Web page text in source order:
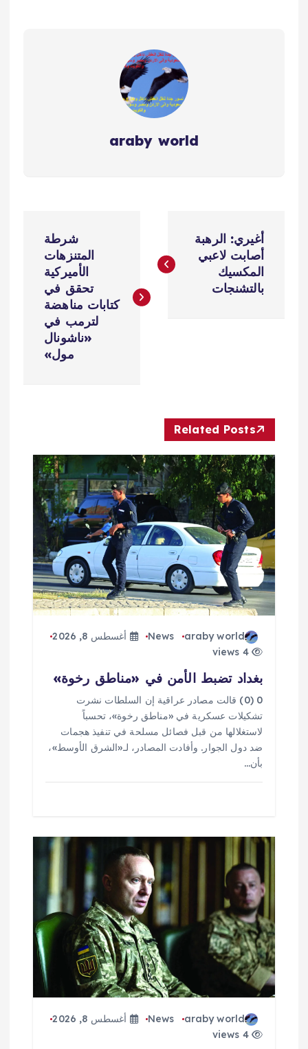
araby world
ص
م
ق
ت
أغيري: الرهبة
أصابت لاعبي
المكسيك
بالتشنجات
شرطة
المتنزهات
الأميركية
تحقق في
كتابات مناهضة
لترمب في
«ناشونال
مول»
Related Posts
araby world
News
أغسطس 8, 2026
4 views
بغداد تضبط الأمن في «مناطق رخوة»
0 (0) قالت مصادر عراقية إن السلطات نشرت
تشكيلات عسكرية في «مناطق رخوة»، تحسباً
لاستغلالها من قبل فصائل مسلحة في تنفيذ هجمات
ضد دول الجوار. وأفادت المصادر، لـ«الشرق الأوسط»،
بأن…
araby world
News
أغسطس 8, 2026
4 views